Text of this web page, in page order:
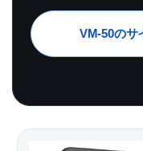
VM-50のサ